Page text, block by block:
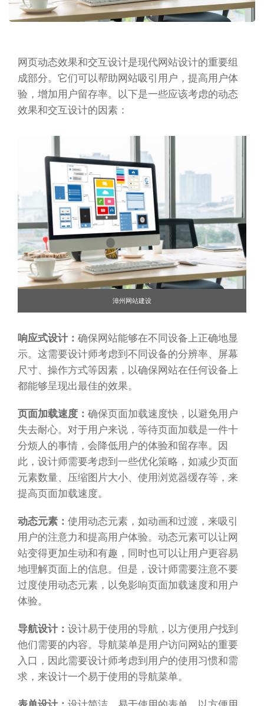
网页动态效果和交互设计是现代网站设计的重要组
成部分。它们可以帮助网站吸引用户，提高用户体
验，增加用户留存率。以下是一些应该考虑的动态
效果和交互设计的因素：
漳州网站建设
响应式设计： 确保网站能够在不同设备上正确地显
示。这需要设计师考虑到不同设备的分辨率、屏幕
尺寸、操作方式等因素，以确保网站在任何设备上
都能够呈现出最佳的效果。
页面加载速度： 确保页面加载速度快，以避免用户
失去耐心。对于用户来说，等待页面加载是一件十
分烦人的事情，会降低用户的体验和留存率。因
此，设计师需要考虑到一些优化策略，如减少页面
元素数量、压缩图片大小、使用浏览器缓存等，来
提高页面加载速度。
动态元素： 使用动态元素，如动画和过渡，来吸引
用户的注意力和提高用户体验。动态元素可以让网
站变得更加生动和有趣，同时也可以让用户更容易
地理解页面上的信息。但是，设计师需要注意不要
过度使用动态元素，以免影响页面加载速度和用户
体验。
导航设计： 设计易于使用的导航，以方便用户找到
他们需要的内容。导航菜单是用户访问网站的重要
入口，因此需要设计师考虑到用户的使用习惯和需
求，来设计一个易于使用的导航菜单。